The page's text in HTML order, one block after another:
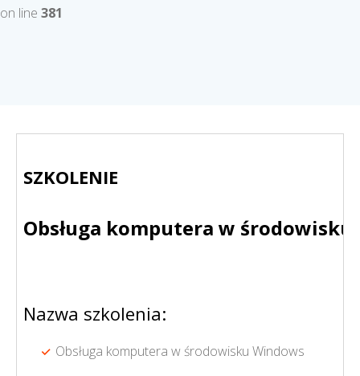
on line 381
SZKOLENIE
Obsługa komputera w środowisku
Nazwa szkolenia:
Obsługa komputera w środowisku Windows